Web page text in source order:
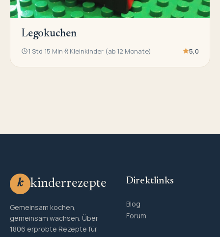
Legokuchen
1 Std 15 Min Kleinkinder (ab 12 Monate) 5,0
k kinderrezepte
Gemeinsam kochen,
gemeinsam wachsen. Über
1806 erprobte Rezepte für
Direktlinks
Blog
Forum